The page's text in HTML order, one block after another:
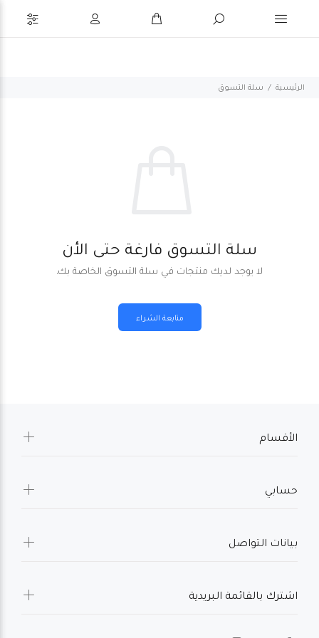
الرئيسية سلة التسوق
سلة التسوق فارغة حتى الأن
لا يوجد لديك منتجات في سلة التسوق الخاصة بك.
متابعة الشراء
الأقسام
حسابي
بيانات التواصل
اشترك بالقائمة البريدية